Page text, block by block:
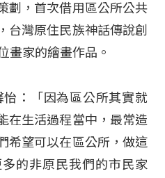
劃，首次借用區公所公共
台灣原住民族神話傳說創
畫家的繪畫作品。​
：「因為區公所其實就
在生活過程當中，最常造
希望可以在區公所，做這
的非原民我們的市民家